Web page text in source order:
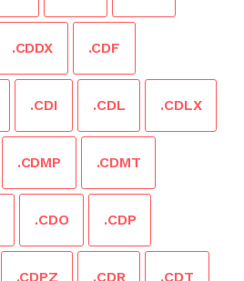
.CDDX .CDF
.CDI .CDL .CDLX
.CDMP .CDMT
.CDO .CDP
.CDPZ .CDR .CDT